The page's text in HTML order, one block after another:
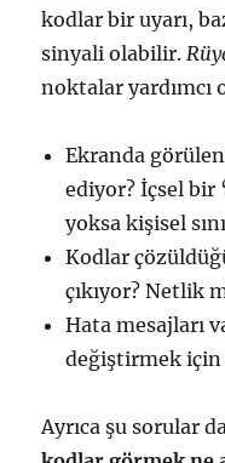
kodlar bir uyarı,
sinyali olabilir.
noktalar yardımcı
Ekranda
ediyor? İçsel bir
yoksa kişisel
Kodlar
çıkıyor? Netlik
Hata mesajları
değiştirmek için
Ayrıca şu sorular